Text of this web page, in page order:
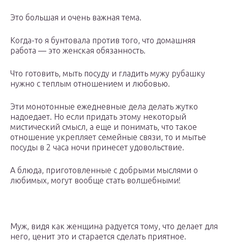
Это большая и очень важная тема.
Когда-то я бунтовала против того, что домашняя
работа — это женская обязанность.
Что готовить, мыть посуду и гладить мужу рубашку
нужно с теплым отношением и любовью.
Эти монотонные ежедневные дела делать жутко
надоедает. Но если придать этому некоторый
мистический смысл, а еще и понимать, что такое
отношение укрепляет семейные связи, то и мытье
посуды в 2 часа ночи принесет удовольствие.
А блюда, приготовленные с добрыми мыслями о
любимых, могут вообще стать волшебными!
Муж, видя как женщина радуется тому, что делает для
него, ценит это и старается сделать приятное.